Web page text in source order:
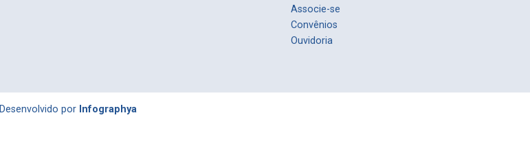
Associe-se
Convênios
Ouvidoria
Desenvolvido por Infographya